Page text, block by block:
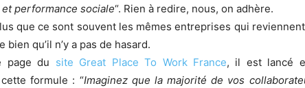
performance sociale“. Rien à redire, nous, on adhère.
que ce sont souvent les mêmes entreprises qui
bien qu’il n’y a pas de hasard.
page du site Great Place To Work France, il est lancé
cette formule : “Imaginez que la majorité de vos